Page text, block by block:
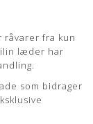
fra kun
læder har
som bidrager